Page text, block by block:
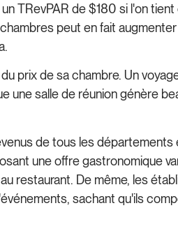
TRevPAR de $180 si l'on
peut en fait
prix de sa chambre. Un
une salle de réunion génère
de tous les
une offre gastronomique
restaurant. De même, les
sachant qu'ils